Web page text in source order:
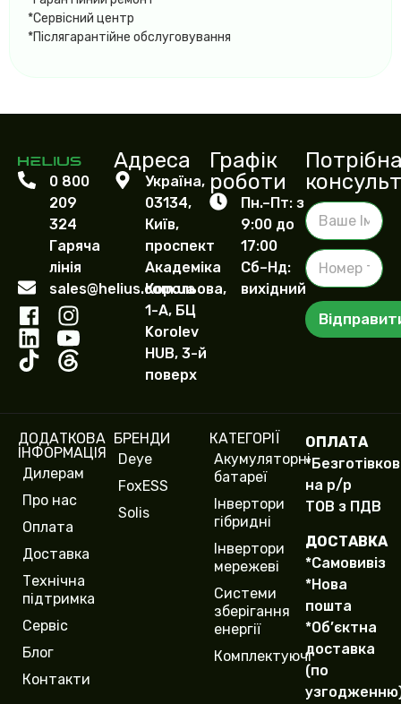
*Сервісний центр
*Післягарантійне обслуговування
0 800
209
324
Гаряча
лінія
sales@helius.com.ua
Адреса
Україна,
03134,
Київ,
проспект
Академіка
Корольова,
1-А, БЦ
Korolev
HUB, 3-й
поверх
Графік
роботи
Пн.–Пт: з
9:00 до
17:00
Сб–Нд:
вихідний
В
а
ш
е
І
м
'
я
Н
о
м
е
р
ф
н
у
(
c
o
y
)
ДОДАТКОВА
ІНФОРМАЦІЯ
Дилерам
Про нас
Оплата
Доставка
Технічна
підтримка
Сервіс
Блог
Контакти
БРЕНДИ
Deye
FoxESS
Solis
КАТЕГОРІЇ
Акумуляторні
батареї
Інвертори
гібридні
Інвертори
мережеві
Системи
зберігання
енергії
Комплектуючі
ОПЛАТА
на р/р
ТОВ з ПДВ
ДОСТАВКА
*Самовивіз
*Нова
пошта
*Об’єктна
доставка
(по